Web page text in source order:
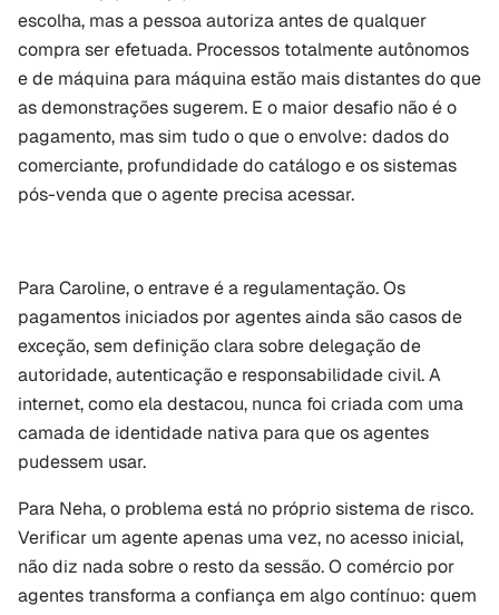
escolha, mas a pessoa autoriza antes de qualquer
compra ser efetuada. Processos totalmente autônomos
e de máquina para máquina estão mais distantes do que
as demonstrações sugerem. E o maior desafio não é o
pagamento, mas sim tudo o que o envolve: dados do
comerciante, profundidade do catálogo e os sistemas
pós-venda que o agente precisa acessar.
Para Caroline, o entrave é a regulamentação. Os
pagamentos iniciados por agentes ainda são casos de
exceção, sem definição clara sobre delegação de
autoridade, autenticação e responsabilidade civil. A
internet, como ela destacou, nunca foi criada com uma
camada de identidade nativa para que os agentes
pudessem usar.
Para Neha, o problema está no próprio sistema de risco.
Verificar um agente apenas uma vez, no acesso inicial,
não diz nada sobre o resto da sessão. O comércio por
agentes transforma a confiança em algo contínuo: quem